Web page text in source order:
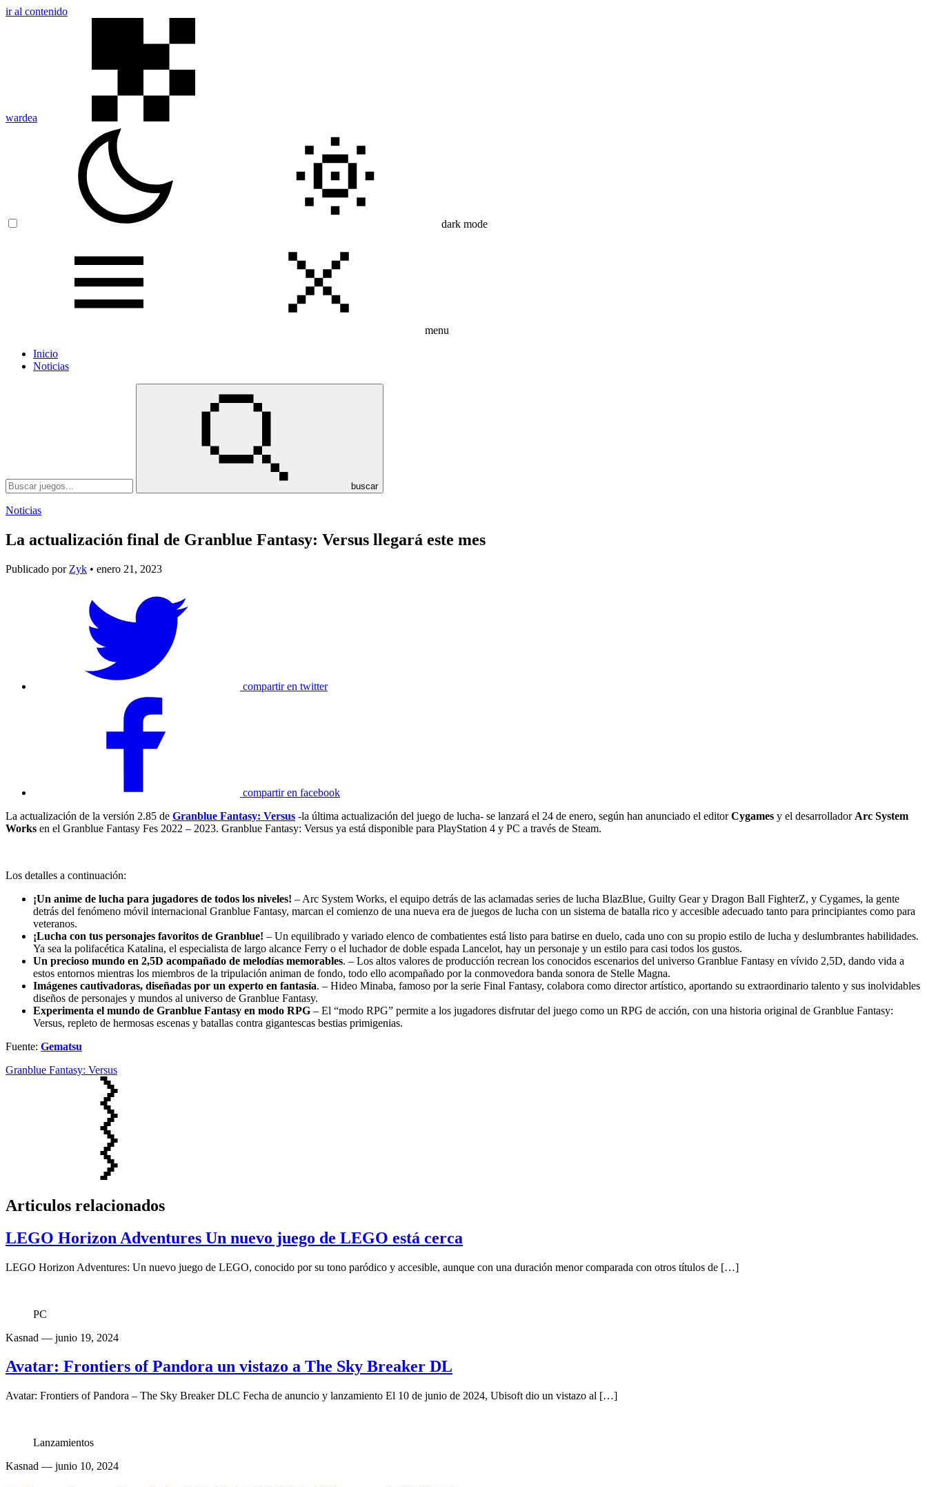
ir al contenido
wardea
dark mode
menu
Inicio
Noticias
buscar
Noticias
La actualización final de Granblue Fantasy: Versus llegará este mes
Publicado por Zyk • enero 21, 2023
compartir en twitter
compartir en facebook
La actualización de la versión 2.85 de Granblue Fantasy: Versus -la última actualización del juego de lucha- se lanzará el 24 de enero, según han anunciado el editorCygames y el desarrollador Arc System
Works en el Granblue Fantasy Fes 2022 – 2023. Granblue Fantasy: Versus ya está disponible para PlayStation 4 y PC a través de Steam.
Los detalles a continuación:
¡Un anime de lucha para jugadores de todos los niveles! – Arc System Works, el equipo detrás de las aclamadas series de lucha BlazBlue, Guilty Gear y Dragon Ball FighterZ, y Cygames, la gente
detrás del fenómeno móvil internacional Granblue Fantasy, marcan el comienzo de una nueva era de juegos de lucha con un sistema de batalla rico y accesible adecuado tanto para principiantes como para
veteranos.
¡Lucha con tus personajes favoritos de Granblue! – Un equilibrado y variado elenco de combatientes está listo para batirse en duelo, cada uno con su propio estilo de lucha y deslumbrantes habilidades.
Ya sea la polifacética Katalina, el especialista de largo alcance Ferry o el luchador de doble espada Lancelot, hay un personaje y un estilo para casi todos los gustos.
Un precioso mundo en 2,5D acompañado de melodías memorables. – Los altos valores de producción recrean los conocidos escenarios del universo Granblue Fantasy en vívido 2,5D, dando vida a
estos entornos mientras los miembros de la tripulación animan de fondo, todo ello acompañado por la conmovedora banda sonora de Stelle Magna.
Imágenes cautivadoras, diseñadas por un experto en fantasía. – Hideo Minaba, famoso por la serie Final Fantasy, colabora como director artístico, aportando su extraordinario talento y sus inolvidables
diseños de personajes y mundos al universo de Granblue Fantasy.
Experimenta el mundo de Granblue Fantasy en modo RPG – El “modo RPG” permite a los jugadores disfrutar del juego como un RPG de acción, con una historia original de Granblue Fantasy:
Versus, repleto de hermosas escenas y batallas contra gigantescas bestias primigenias.
Fuente: Gematsu
Granblue Fantasy: Versus
Articulos relacionados
LEGO Horizon Adventures Un nuevo juego de LEGO está cerca
LEGO Horizon Adventures: Un nuevo juego de LEGO, conocido por su tono paródico y accesible, aunque con una duración menor comparada con otros títulos de […]
PC
Kasnad — junio 19, 2024
Avatar: Frontiers of Pandora un vistazo a The Sky Breaker DL
Avatar: Frontiers of Pandora – The Sky Breaker DLC Fecha de anuncio y lanzamiento El 10 de junio de 2024, Ubisoft dio un vistazo al […]
Lanzamientos
Kasnad — junio 10, 2024